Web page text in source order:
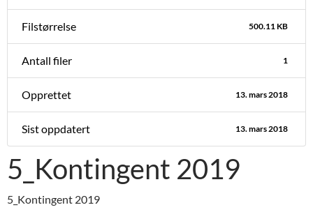
Filstørrelse 500.11 KB
Antall filer 1
Opprettet 13. mars 2018
Sist oppdatert 13. mars 2018
5_Kontingent 2019
5_Kontingent 2019